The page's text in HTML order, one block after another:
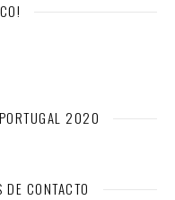
2020
CONTACTO